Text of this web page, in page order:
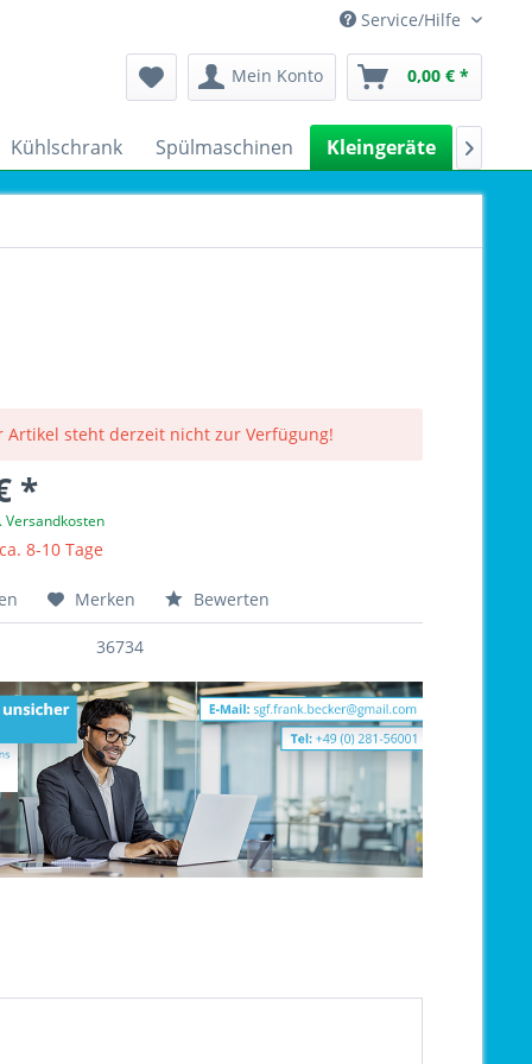
Service/Hilfe
Mein Konto 0,00 € *
Kühlschrank Spülmaschinen Kleingeräte Sale

Artikel steht derzeit nicht zur Verfügung!
*
Versandkosten
8-10 Tage
Merken Bewerten
36734